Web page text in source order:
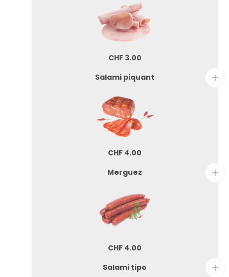
CHF3.00
Salami piquant
CHF 4.00
Merguez
CHF 4.00
Salami tipo